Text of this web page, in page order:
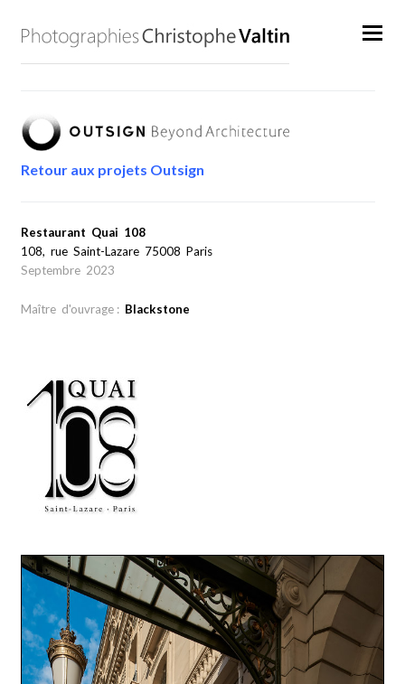
Retour aux projets Outsign
Restaurant Quai 108
108, rue Saint-Lazare 75008 Paris
Septembre 2023
Maître d'ouvrage : Blackstone